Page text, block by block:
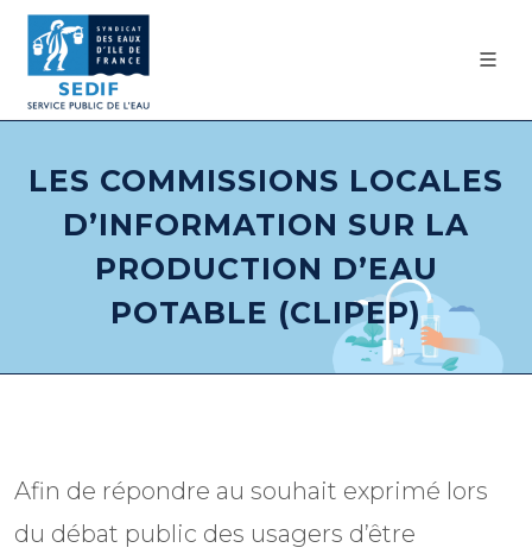
LES COMMISSIONS LOCALES
D’INFORMATION SUR LA
PRODUCTION D’EAU
POTABLE (CLIPEP)
Afin de répondre au souhait exprimé lors
du débat public des usagers d’être